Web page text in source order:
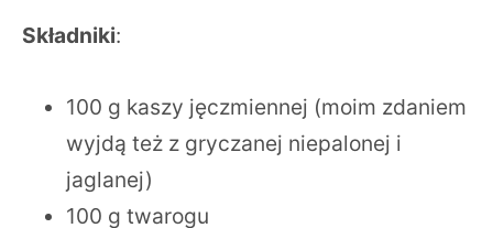
Składniki:
100 g kaszy jęczmiennej (moim zdaniem
wyjdą też z gryczanej niepalonej i
jaglanej)
100 g twarogu